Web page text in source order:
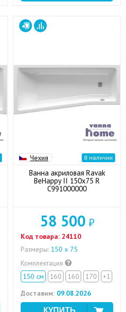
Чехия В наличии
Ванна акриловая Ravak
BeHappy II 150x75 R
C991000000
58 500 ₽
Код товара: 24110
Размеры: 150 х 75
Комплектация
150 см
160 160 170
+1
Доставим: 09.08.2026